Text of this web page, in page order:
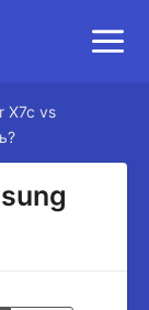
X7c vs